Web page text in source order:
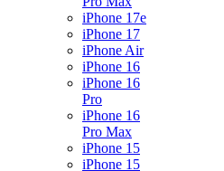
iPhone 17e
iPhone 17
iPhone Air
iPhone 16
iPhone 16
Pro
iPhone 16
Pro Max
iPhone 15
iPhone 15